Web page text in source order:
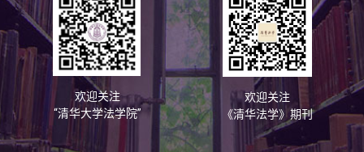
欢迎关注
“清华大学法学院”
欢迎关注
《清华法学》期刊